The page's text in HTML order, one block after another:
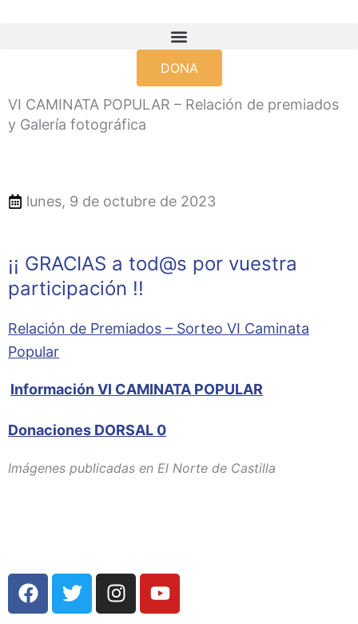
DONA
VI CAMINATA POPULAR – Relación de premiados
y Galería fotográfica
lunes, 9 de octubre de 2023
¡¡ GRACIAS a tod@s por vuestra
participación !!
Relación de Premiados – Sorteo VI Caminata
Popular
Información VI CAMINATA POPULAR
Donaciones DORSAL 0
Imágenes publicadas en El Norte de Castilla
F
a
T
w
I
n
Y
o